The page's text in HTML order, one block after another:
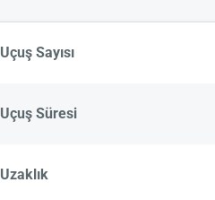
Uçuş Sayısı
Uçuş Süresi
Uzaklık